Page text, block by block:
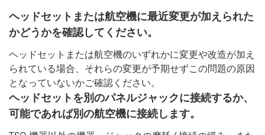
ヘッドセットまたは航空機に最近変更が加えられた
かどうかを確認してください。
ヘッドセットまたは航空機のいずれかに変更や改造が加え
られている場合、それらの変更が予期せずこの問題の原因
となっていないかご確認ください。
ヘッドセットを別のパネルジャックに接続するか、
可能であれば別の航空機に接続します。